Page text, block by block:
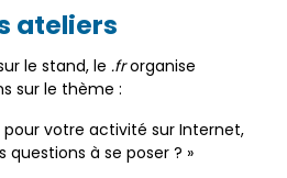
ateliers
le stand, le .frorganise
sur le thème :
pour votre activité sur Internet,
questions à se poser ? »